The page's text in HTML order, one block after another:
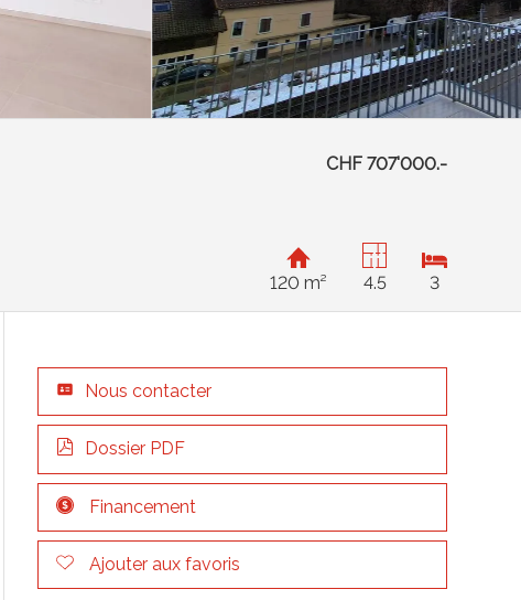
CHF 707'000.-
120 m²
4.5 3
Nous contacter
Dossier PDF
Financement
Ajouter aux favoris